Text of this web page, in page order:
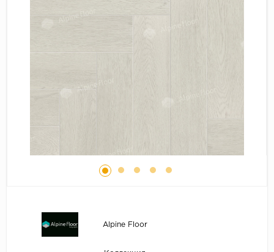
Дуб светлый
Коричневый
Подложка под паркет и ламинат
Alpine Floor